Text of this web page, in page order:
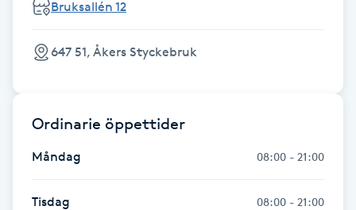
Fransk manikyr
Fransrengöring
Friskvård
Bruksallén 12
647 51, Åkers Styckebruk
Ordinarie öppettider
Måndag 08:00 - 21:00
Tisdag 08:00 - 21:00